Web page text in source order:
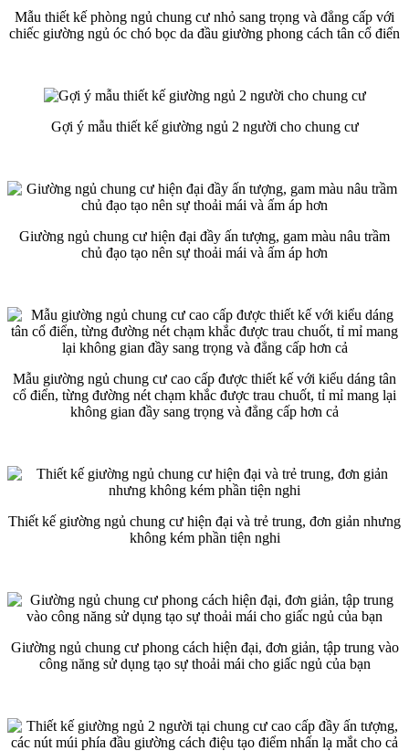
Mẫu thiết kế phòng ngủ chung cư nhỏ sang trọng và đẳng cấp với
chiếc giường ngủ óc chó bọc da đầu giường phong cách tân cổ điển
Gợi ý mẫu thiết kế giường ngủ 2 người cho chung cư
Giường ngủ chung cư hiện đại đầy ấn tượng, gam màu nâu trầm
chủ đạo tạo nên sự thoải mái và ấm áp hơn
Mẫu giường ngủ chung cư cao cấp được thiết kế với kiểu dáng tân
cổ điển, từng đường nét chạm khắc được trau chuốt, tỉ mỉ mang lại
không gian đầy sang trọng và đẳng cấp hơn cả
Thiết kế giường ngủ chung cư hiện đại và trẻ trung, đơn giản nhưng
không kém phần tiện nghi
Giường ngủ chung cư phong cách hiện đại, đơn giản, tập trung vào
công năng sử dụng tạo sự thoải mái cho giấc ngủ của bạn